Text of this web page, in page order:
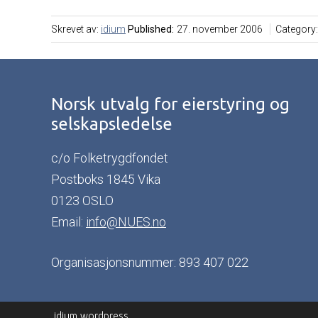
Skrevet av: idium Published: 27. november 2006 Category:
Norsk utvalg for eierstyring og
selskapsledelse
c/o Folketrygdfondet
Postboks 1845 Vika
0123 OSLO
Email: info@NUES.no
Organisasjonsnummer: 893 407 022
idium wordpress